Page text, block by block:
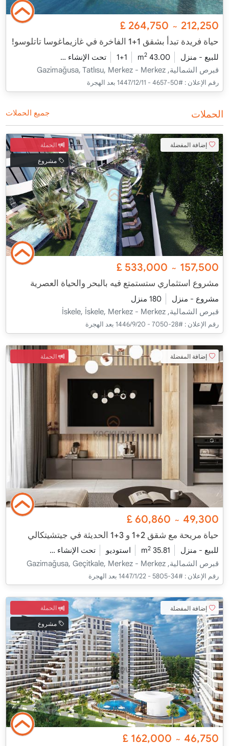
212,250
~
264,750
£
حياة فريدة تبدأ بشقق 1+1 الفاخرة في غازيماغوسا تاتلوسو!
للبيع - منزل 43.00 m
2
1+1 تحت الإنشاء
قبرص الشمالية, Gazimağusa, Tatlısu, Merkez - Merkez
رقم الإعلان : #50-4657 - 11‏‏/12‏‏/1447 بعد الهجرة
الحملات جميع الحملات
إضافة المفضلة الحملة
مشروع
157,500
~
533,000
£
مشروع استثماري ستستمتع فيه بالبحر والحياة العصرية
مشروع - منزل
180 منزل
قبرص الشمالية, İskele, İskele, Merkez - Merkez
رقم الإعلان : #28-7050 - 20‏‏/9‏‏/1446 بعد الهجرة
إضافة المفضلة الحملة
49,300
~
60,860
£
حياة مريحة مع شقق 2+1 و 3+1 الحديثة في جيتشيتكالي
للبيع - منزل 35.81 m
2 استوديو تحت الإنشاء
قبرص الشمالية, Gazimağusa, Geçitkale, Merkez - Merkez
رقم الإعلان : #34-5805 - 22‏‏/1‏‏/1447 بعد الهجرة
إضافة المفضلة الحملة
مشروع
46,750
~
162,000
£